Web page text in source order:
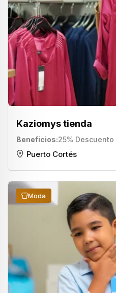
Kaziomys tienda
Beneficios 25% Descuento
Puerto Cortés
Moda